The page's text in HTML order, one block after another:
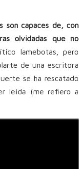
son capaces de, con
olvidadas que no
lamebotas, pero
de una escritora
se ha rescatado
leída (me refiero a